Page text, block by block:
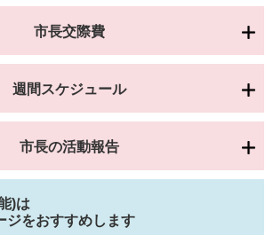
市長交際費
週間スケジュール
市長の活動報告
)は
ジをおすすめします